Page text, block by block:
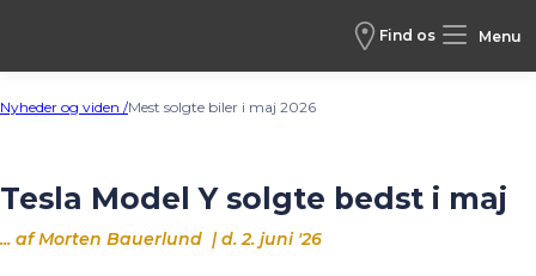
Find os Menu
Nyheder og viden /Mest solgte biler i maj 2026
Tesla Model Y solgte bedst i maj
... af Morten Bauerlund | d. 2. juni '26